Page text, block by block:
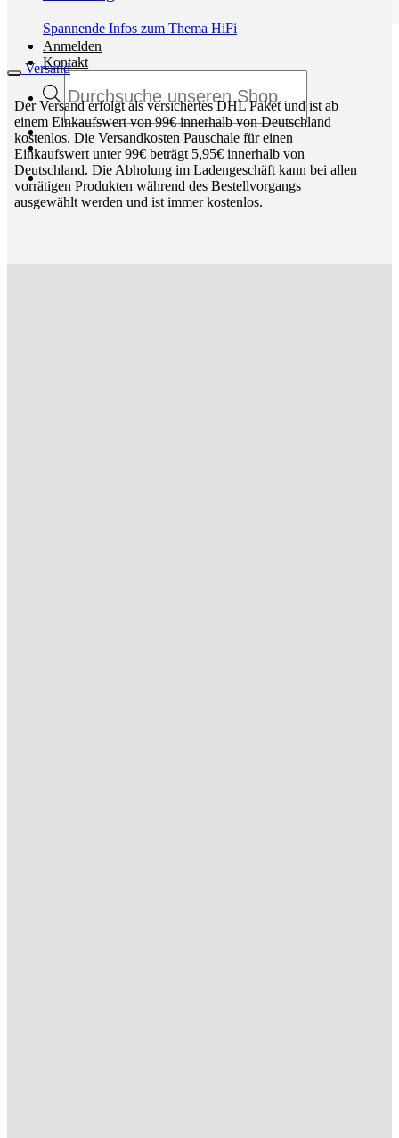
Spannende Infos zum Thema HiFi
Anmelden
Kontakt
Products
search
Versand
Der Versand erfolgt als versichertes DHL Paket und ist ab
einem Einkaufswert von 99€ innerhalb von Deutschland
kostenlos. Die Versandkosten Pauschale für einen
Einkaufswert unter 99€ beträgt 5,95€ innerhalb von
Deutschland. Die Abholung im Ladengeschäft kann bei allen
vorrätigen Produkten während des Bestellvorgangs
ausgewählt werden und ist immer kostenlos.